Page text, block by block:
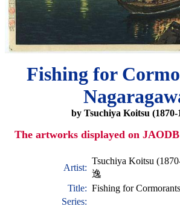
Fishing for
by Tsuchiya Koitsu (1870-
The artworks displayed on
Artist:
Tsuchiya Koitsu
逸
Title: Fishing for
Series: